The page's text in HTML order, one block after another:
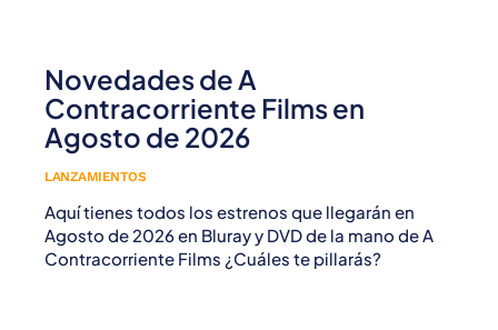
Novedades de A
Contracorriente Films en
Agosto de 2026
LANZAMIENTOS
Aquí tienes todos los estrenos que llegarán en
Agosto de 2026 en Bluray y DVD de la mano de A
Contracorriente Films ¿Cuáles te pillarás?